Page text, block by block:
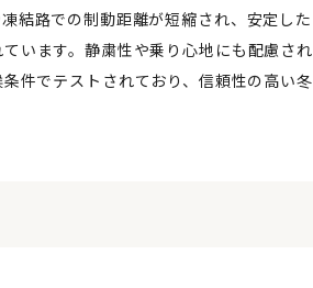
結路での制動距離が短縮され、安定した
います。静粛性や乗り心地にも配慮され
件でテストされており、信頼性の高い冬